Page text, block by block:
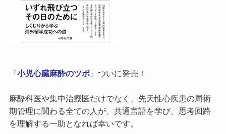
『小児心臓麻酔のツボ』 ついに発売！
麻酔科医や集中治療医だけでなく、先天性心疾患の周術
期管理に関わる全ての人が、共通言語を学び、思考回路
を理解する一助となれば幸いです。